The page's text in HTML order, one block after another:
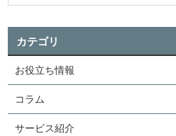
カテゴリ
お役立ち情報
コラム
サービス紹介